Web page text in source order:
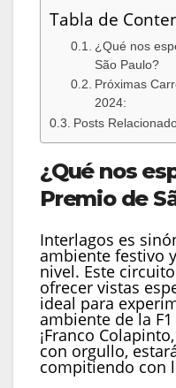
Tabla de
¿Qué nos
São Paulo?
Próximas
2024:
Posts
¿Qué nos
Premio de
Interlagos es
ambiente festivo
nivel. Este
ofrecer vistas
ideal para
ambiente de la
¡Franco
con orgullo,
compitiendo con